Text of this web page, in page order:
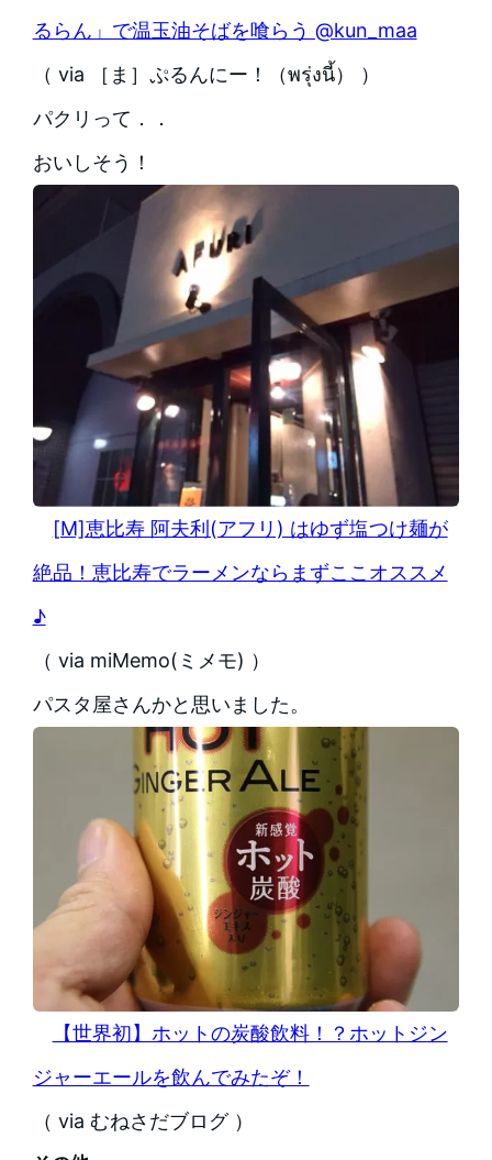
るらん」で温玉油そばを喰らう @kun_maa
（ via ［ま］ぷるんにー！（พรุ่งนี้） ）
パクリって．．
おいしそう！
[M]恵比寿 阿夫利(アフリ) はゆず塩つけ麺が
絶品！恵比寿でラーメンならまずここオススメ
♪
（ via miMemo(ミメモ) ）
パスタ屋さんかと思いました。
【世界初】ホットの炭酸飲料！？ホットジン
ジャーエールを飲んでみたぞ！
（ via むねさだブログ ）